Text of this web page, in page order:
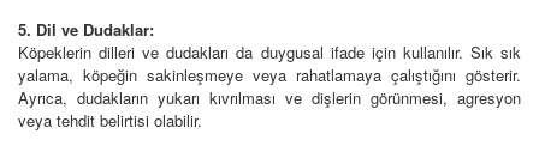
5. Dil ve Dudaklar:
Köpeklerin dilleri ve dudakları da duygusal ifade için kullanılır. Sık sık
yalama, köpeğin sakinleşmeye veya rahatlamaya çalıştığını gösterir.
Ayrıca, dudakların yukarı kıvrılması ve dişlerin görünmesi, agresyon
veya tehdit belirtisi olabilir.